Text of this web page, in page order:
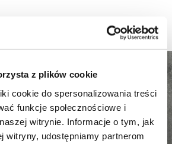
z plików cookie
cookie do spersonalizowania treści
funkcje społecznościowe i
witrynie. Informacje o tym, jak
witryny, udostępniamy partnerom
do naszej
społeczności